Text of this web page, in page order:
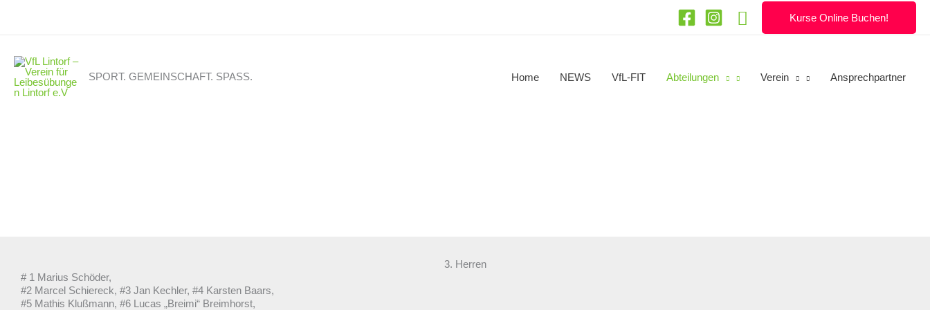
SuchenKurse Online Buchen!
SPORT. GEMEINSCHAFT. SPASS. Home NEWS VfL-FIT Abteilungen Verein Ansprechpartner
3. Herren
# 1 Marius Schöder,
#2 Marcel Schiereck, #3 Jan Kechler, #4 Karsten Baars,
#5 Mathis Klußmann, #6 Lucas „Breimi“ Breimhorst,